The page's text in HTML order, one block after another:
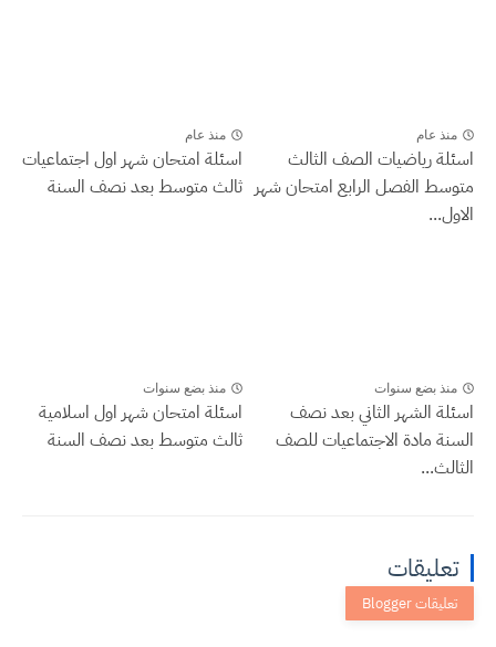
منذ عام
اسئلة رياضيات الصف الثالث
متوسط الفصل الرابع امتحان شهر
الاول...
منذ عام
اسئلة امتحان شهر اول اجتماعيات
ثالث متوسط بعد نصف السنة
منذ بضع سنوات
اسئلة الشهر الثاني بعد نصف
السنة مادة الاجتماعيات للصف
الثالث...
منذ بضع سنوات
اسئلة امتحان شهر اول اسلامية
ثالث متوسط بعد نصف السنة
تعليقات